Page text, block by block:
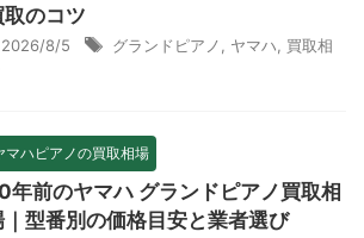
取のコツ
2026/8/5 グランドピアノ ヤマハ
買取相
マハピアノの買取相場
年前のヤマハ グランドピアノ買取相
｜型番別の価格目安と業者選び